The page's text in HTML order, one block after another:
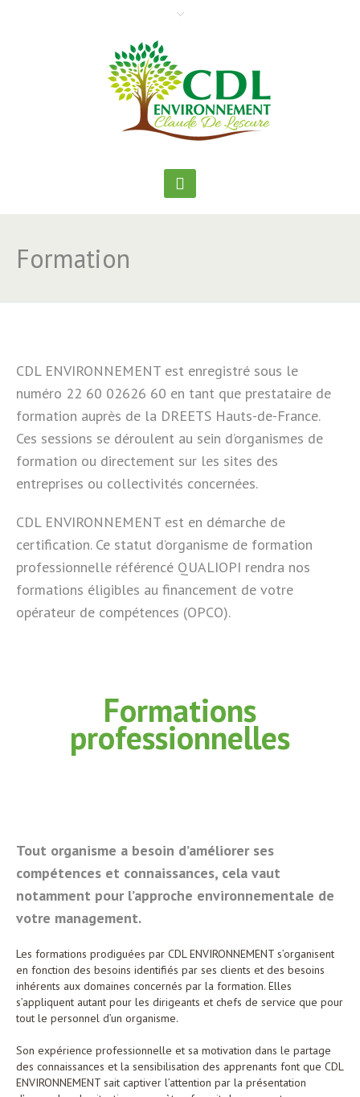
Formation
CDL ENVIRONNEMENT est enregistré sous le
numéro 22 60 02626 60 en tant que prestataire de
formation auprès de la DREETS Hauts-de-France.
Ces sessions se déroulent au sein d’organismes de
formation ou directement sur les sites des
entreprises ou collectivités concernées.
CDL ENVIRONNEMENT est en démarche de
certification. Ce statut d’organisme de formation
professionnelle référencé QUALIOPI rendra nos
formations éligibles au financement de votre
opérateur de compétences (OPCO).
Formations
professionnelles
Tout organisme a besoin d’améliorer ses
compétences et connaissances, cela vaut
notamment pour l’approche environnementale de
votre management.
Les formations prodiguées par CDL ENVIRONNEMENT s’organisent
en fonction des besoins identifiés par ses clients et des besoins
inhérents aux domaines concernés par la formation. Elles
s’appliquent autant pour les dirigeants et chefs de service que pour
tout le personnel d’un organisme.
Son expérience professionnelle et sa motivation dans le partage
des connaissances et la sensibilisation des apprenants font que CDL
ENVIRONNEMENT sait captiver l’attention par la présentation